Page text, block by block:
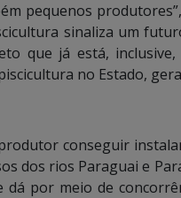
pequenos
sinaliza um
que já está,
no Estado,
conseguir
dos rios Paraguai e
dá por meio de